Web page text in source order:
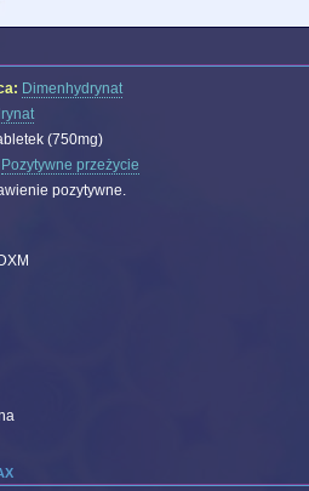
Dimenhydrynat
(750mg)
Pozytywne przeżycie
pozytywne.